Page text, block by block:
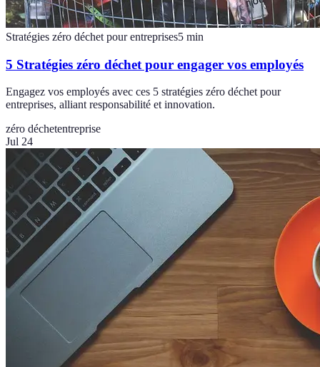
Stratégies zéro déchet pour entreprises5 min
5 Stratégies zéro déchet pour engager vos employés
Engagez vos employés avec ces 5 stratégies zéro déchet pour
entreprises, alliant responsabilité et innovation.
zéro déchetentreprise
Jul 24